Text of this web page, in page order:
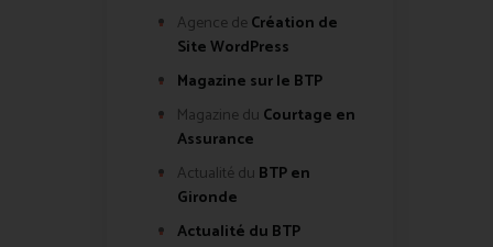
Agence de Création de
Site WordPress
Magazine sur le BTP
Magazine du Courtage en
Assurance
Actualité du BTP en
Gironde
Actualité du BTP